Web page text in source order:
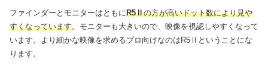
ファインダーとモニターはともにR5Ⅱの方が高いドット数により見や
すくなっています。モニターも大きいので、映像を視認しやすくなって
います。より細かな映像を求めるプロ向けなのはR5Ⅱということにな
ります。